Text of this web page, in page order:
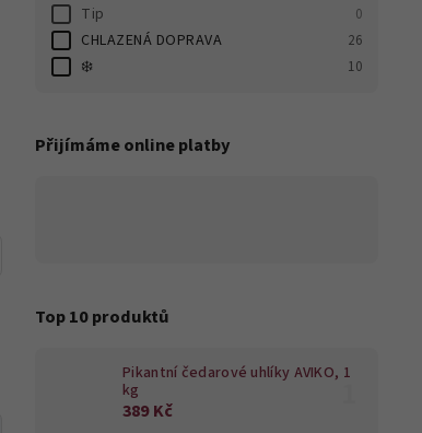
Tip 0
CHLAZENÁ DOPRAVA 26
❄️ 10
Přijímáme online platby
Top 10 produktů
Pikantní čedarové uhlíky AVIKO, 1
kg
389 Kč